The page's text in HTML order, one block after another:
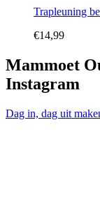
Trapleuning
€14,99
Mammoet
Instagram
Dag in, dag uit